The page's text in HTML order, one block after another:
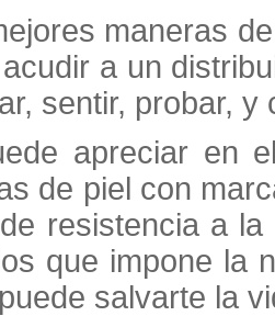
maneras
a un
sentir, probar,
apreciar en
de piel con
resistencia a
que impone la
salvarte la